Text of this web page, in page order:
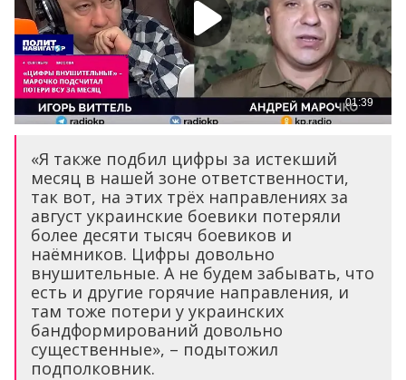
«Я также подбил цифры за истекший
месяц в нашей зоне ответственности,
так вот, на этих трёх направлениях за
август украинские боевики потеряли
более десяти тысяч боевиков и
наёмников. Цифры довольно
внушительные. А не будем забывать, что
есть и другие горячие направления, и
там тоже потери у украинских
бандформирований довольно
существенные», – подытожил
подполковник.